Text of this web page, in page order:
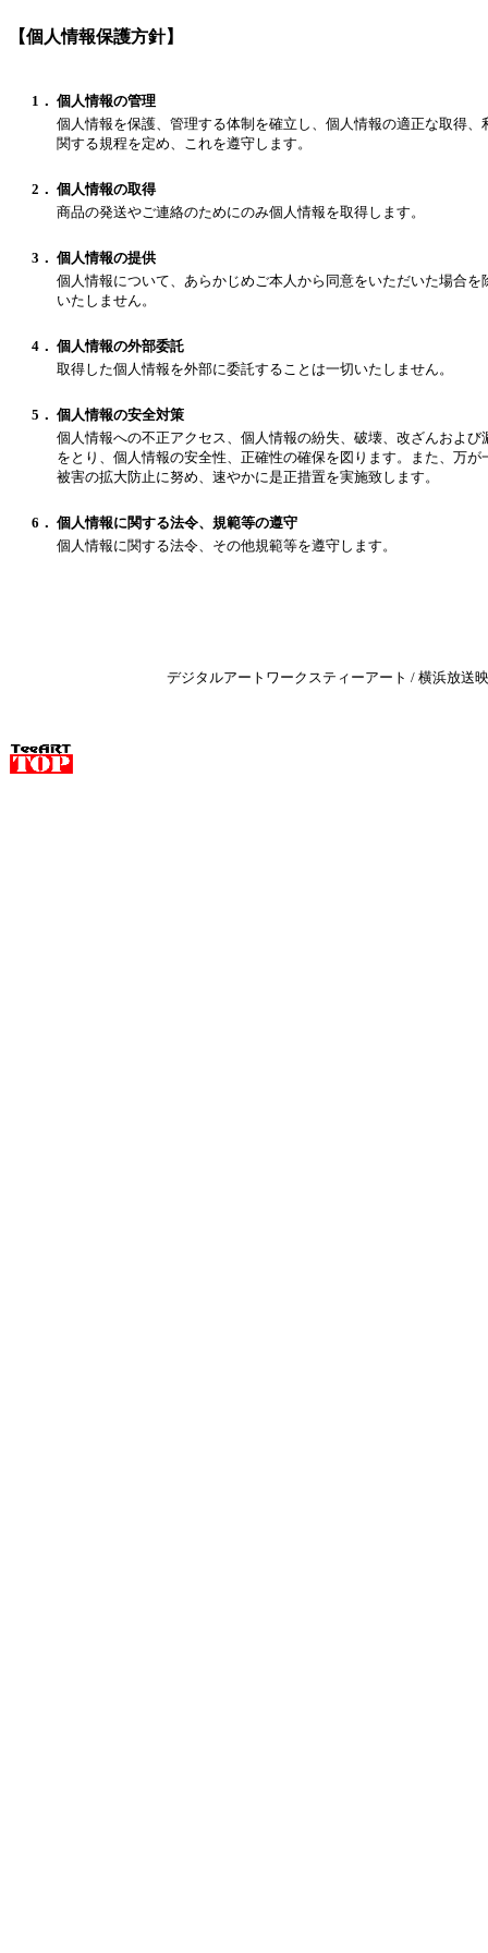
【個人情報保護方針】
1． 個人情報の管理
個人情報を保護、管理する体制を確立し、個人情報の適正な取得、
関する規程を定め、これを遵守します。
2． 個人情報の取得
商品の発送やご連絡のためにのみ個人情報を取得します。
3． 個人情報の提供
個人情報について、あらかじめご本人から同意をいただいた場合を
いたしません。
4． 個人情報の外部委託
取得した個人情報を外部に委託することは一切いたしません。
5． 個人情報の安全対策
個人情報への不正アクセス、個人情報の紛失、破壊、改ざんおよび
をとり、個人情報の安全性、正確性の確保を図ります。また、万
被害の拡大防止に努め、速やかに是正措置を実施致します。
6． 個人情報に関する法令、規範等の遵守
個人情報に関する法令、その他規範等を遵守します。
デジタルアートワークスティーアート / 横浜